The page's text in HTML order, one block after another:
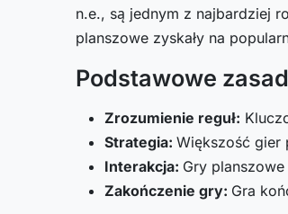
n.e., są jednym z najbardziej
planszowe zyskały na
Podstawowe
Zrozumienie reguł:
Strategia: Większość gier
Interakcja: Gry
Zakończenie gry: Gra